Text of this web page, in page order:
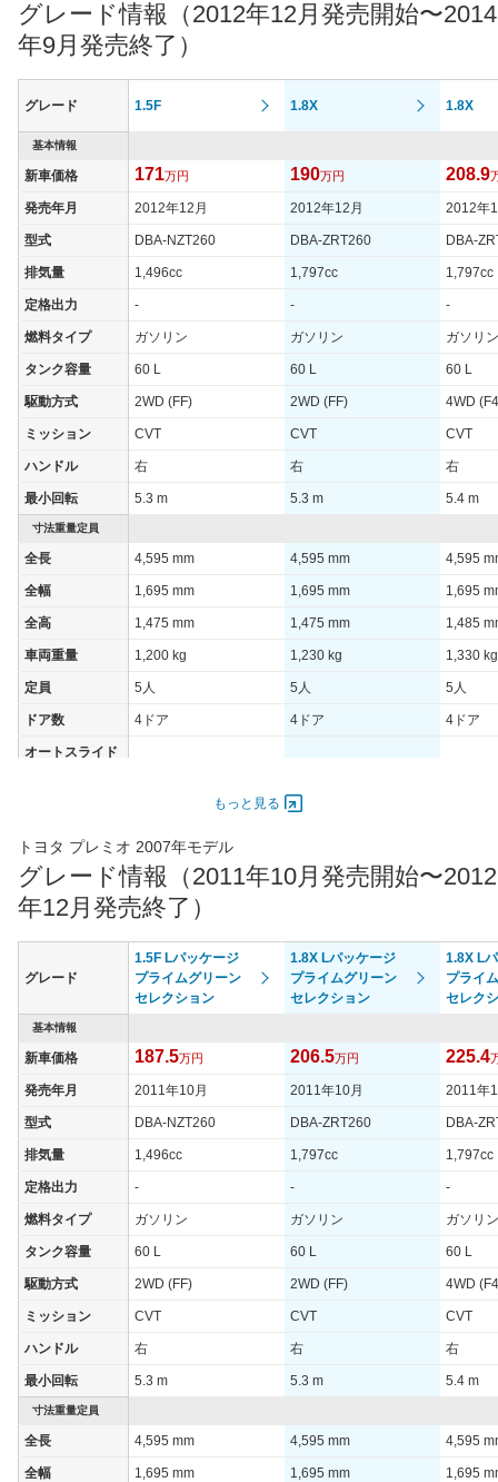
過給機 -
(前)
185/65R15 88S 185/65R15 88S 195/
タイヤサイズ
(後)
街地)
- - -
WLTCモード(郊
外)
WLTCモード(高
- - -
装備オプション
グレード情報（2012年12月発売開始〜2014
年9月発売終了）
グレード 1.5F 1.8X 1.8X
基本情報
新車価格 171万円 190万円 208.9
発売年月 2012年12月 2012年12月 2012年
型式 DBA-NZT260 DBA-ZRT260 DBA-
排気量 1,496cc 1,797cc 1,797cc
定格出力 - - -
燃料タイプ ガソリン ガソリン ガソリン
タンク容量 60 L 60 L 60 L
駆動方式 2WD (FF) 2WD (FF) 4WD
ミッション CVT CVT CVT
ハンドル 右 右 右
最小回転 5.3 m 5.3 m 5.4 m
寸法重量定員
全長 4,595 mm 4,595 mm 4,595
全幅 1,695 mm 1,695 mm 1,695
全高 1,475 mm 1,475 mm 1,485
車両重量 1,200 kg 1,230 kg 1,330 kg
定員 5人 5人 5人
ドア数 4ドア 4ドア 4ドア
オートスライド
最高トルク 136 [13.9]/ 4,800 173 [17.6]/ 4,800 161
過給機 -
(前)
185/65R15 88S 185/65R15 88S 195/
(後)
燃費
WLTCモード - - -
WLTCモード(市
- - -
外)
- - -
WLTCモード(高
速道路)
JC08モード 18.2km/L 16.4km/L 14.8km/
1015モード - - -
60km定地 - - -
装備オプション 装備詳細を見る 装備詳細を見る 装備
もっと見る
トヨタ プレミオ 2007年モデル
グレード情報（2011年10月発売開始〜2012
年12月発売終了）
グレード
1.5F Lパッケージ
プライムグリーン
セレクション
1.8X Lパッケージ
プライムグリーン
セレクション
1.8X L
プライ
セレク
基本情報
新車価格 187.5万円 206.5万円 225.4
発売年月 2011年10月 2011年10月 2011年
型式 DBA-NZT260 DBA-ZRT260 DBA-
排気量 1,496cc 1,797cc 1,797cc
定格出力 - - -
燃料タイプ ガソリン ガソリン ガソリン
タンク容量 60 L 60 L 60 L
駆動方式 2WD (FF) 2WD (FF) 4WD
ミッション CVT CVT CVT
ハンドル 右 右 右
最小回転 5.3 m 5.3 m 5.4 m
寸法重量定員
全長 4,595 mm 4,595 mm 4,595
全幅 1,695 mm 1,695 mm 1,695